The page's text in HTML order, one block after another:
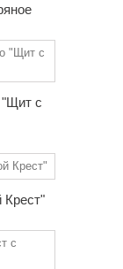
"Щит с
Крест"